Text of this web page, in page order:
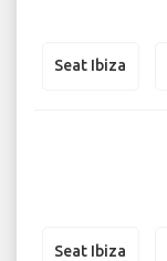
Seat Ibiza
Seat Ibiza